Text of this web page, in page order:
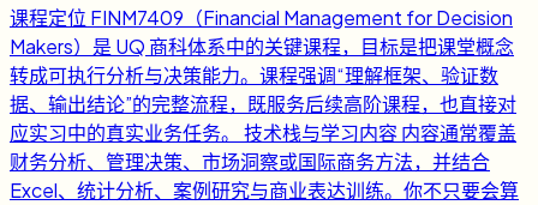
课程定位 FINM7409（Financial Management for Decision
Makers）是 UQ 商科体系中的关键课程，目标是把课堂概念
转成可执行分析与决策能力。课程强调“理解框架、验证数
据、输出结论”的完整流程，既服务后续高阶课程，也直接对
应实习中的真实业务任务。 技术栈与学习内容 内容通常覆盖
财务分析、管理决策、市场洞察或国际商务方法，并结合
Excel、统计分析、案例研究与商业表达训练。你不只要会算